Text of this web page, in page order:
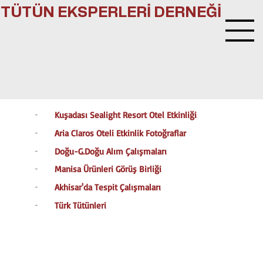
TÜTÜN EKSPERLERİ DERNEĞİ
Kuşadası Sealight Resort Otel Etkinliği
→
Aria Claros Oteli Etkinlik Fotoğraflar
→
Doğu-G.Doğu Alım Çalışmaları
→
Manisa Ürünleri Görüş Birliği
→
Akhisar'da Tespit Çalışmaları
→
Türk Tütünleri
→